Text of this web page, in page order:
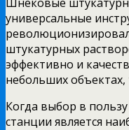
универсальные
штукатурных
эффективно и
небольших
Когда выбор в
станции является